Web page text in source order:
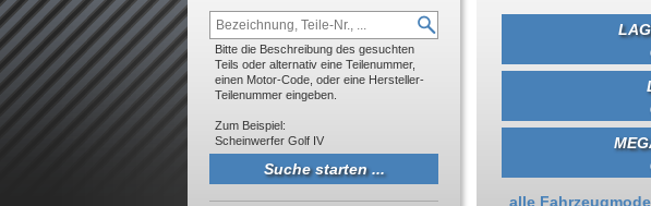
Anzeigen
alle
Bitte die Beschreibung des gesuchten
Teils oder alternativ eine Teilenummer,
einen Motor-Code, oder eine Hersteller-
Teilenummer eingeben.
Zum Beispiel:
Scheinwerfer Golf IV